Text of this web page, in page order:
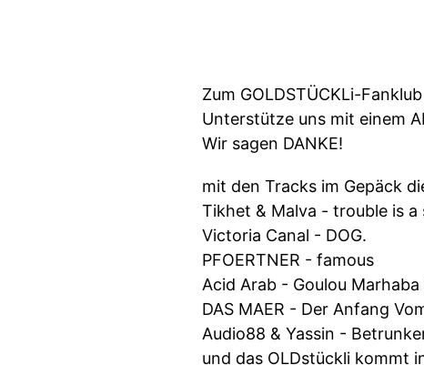
Zum GOLDSTÜCKLi-
Unterstütze uns mit einem
Wir sagen DANKE!
mit den Tracks im Gepäck
Tikhet & Malva - trouble is
Victoria Canal - DOG.
PFOERTNER - famous
Acid Arab - Goulou
DAS MAER - Der Anfang
Audio88 & Yassin -
und das OLDstückli kommt